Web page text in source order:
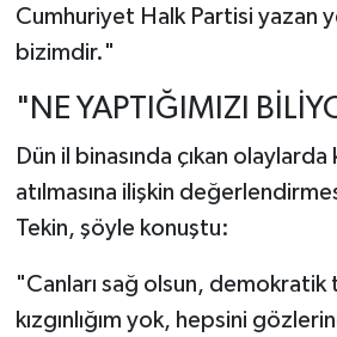
Cumhuriyet Halk Partisi yazan
bizimdir."
"NE YAPTIĞIMIZI
Dün il binasında çıkan olaylarda
atılmasına ilişkin
Tekin, şöyle konuştu:
"Canları sağ olsun,
kızgınlığım yok, hepsini